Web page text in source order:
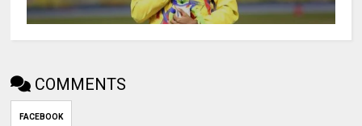
COMMENTS
FACEBOOK